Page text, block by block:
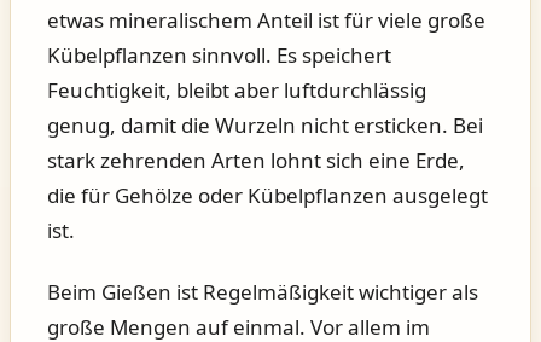
etwas mineralischem Anteil ist für viele große
Kübelpflanzen sinnvoll. Es speichert
Feuchtigkeit, bleibt aber luftdurchlässig
genug, damit die Wurzeln nicht ersticken. Bei
stark zehrenden Arten lohnt sich eine Erde,
die für Gehölze oder Kübelpflanzen ausgelegt
ist.
Beim Gießen ist Regelmäßigkeit wichtiger als
große Mengen auf einmal. Vor allem im